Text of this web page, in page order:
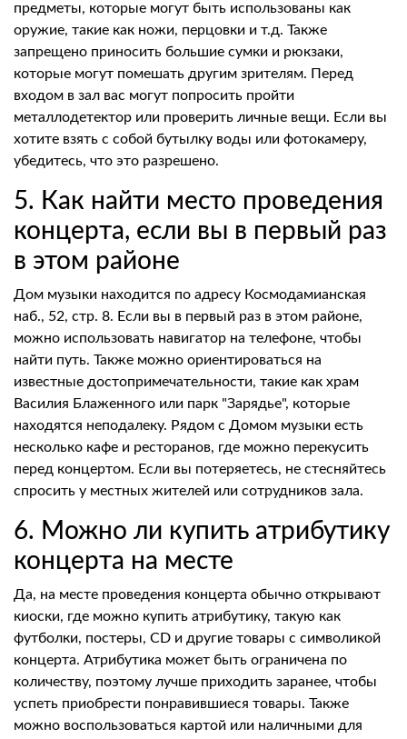
предметы, которые могут быть использованы как
оружие, такие как ножи, перцовки и т.д. Также
запрещено приносить большие сумки и рюкзаки,
которые могут помешать другим зрителям. Перед
входом в зал вас могут попросить пройти
металлодетектор или проверить личные вещи. Если вы
хотите взять с собой бутылку воды или фотокамеру,
убедитесь, что это разрешено.
5. Как найти место проведения
концерта, если вы в первый раз
в этом районе
Дом музыки находится по адресу Космодамианская
наб., 52, стр. 8. Если вы в первый раз в этом районе,
можно использовать навигатор на телефоне, чтобы
найти путь. Также можно ориентироваться на
известные достопримечательности, такие как храм
Василия Блаженного или парк "Зарядье", которые
находятся неподалеку. Рядом с Домом музыки есть
несколько кафе и ресторанов, где можно перекусить
перед концертом. Если вы потеряетесь, не стесняйтесь
спросить у местных жителей или сотрудников зала.
6. Можно ли купить атрибутику
концерта на месте
Да, на месте проведения концерта обычно открывают
киоски, где можно купить атрибутику, такую как
футболки, постеры, CD и другие товары с символикой
концерта. Атрибутика может быть ограничена по
количеству, поэтому лучше приходить заранее, чтобы
успеть приобрести понравившиеся товары. Также
можно воспользоваться картой или наличными для